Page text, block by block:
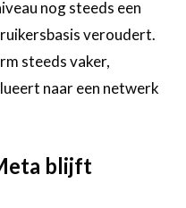
nog steeds een
veroudert.
steeds vaker,
naar een netwerk
blijft